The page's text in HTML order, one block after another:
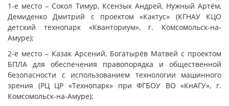
1-е место – Сокол Тимур, Ксензык Андрей, Нужный Артём,
Демиденко Дмитрий с проектом «Кактус» (КГНАУ КЦО
детский технопарк «Кванториум», г. Комсомольск-на-
Амуре);
2-е место – Казак Арсений, Богатырёв Матвей с проектом
БПЛА для обеспечения правопорядка и общественной
безопасности с использованием технологии машинного
зрения (РЦ ЦР «Технопарк» при ФГБОУ ВО «КнАГУ», г.
Комсомольск-на-Амуре);